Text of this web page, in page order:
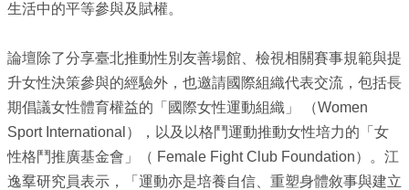
主
流
化
臺
北
亮
生活中的平等參與及賦權。
論壇除了分享臺北推動性別友善場館、檢視相關賽事規範與提
升女性決策參與的經驗外，也邀請國際組織代表交流，包括長
期倡議女性體育權益的「國際女性運動組織」 （Women
Sport International），以及以格鬥運動推動女性培力的「女
性格鬥推廣基金會」（ Female Fight Club Foundation）。江
逸羣研究員表示，「運動亦是培養自信、重塑身體敘事與建立